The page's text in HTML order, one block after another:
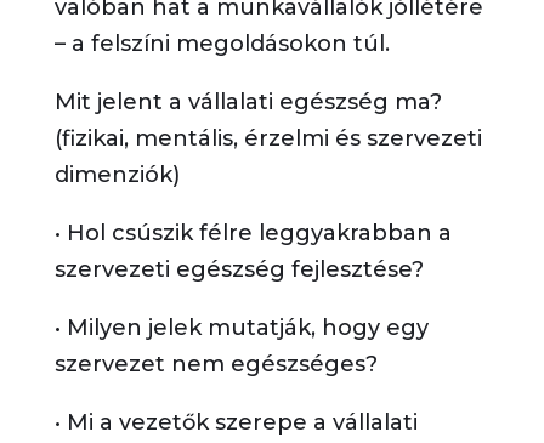
valóban hat a munkavállalók jóllétére
– a felszíni megoldásokon túl.
Mit jelent a vállalati egészség ma?
(fizikai, mentális, érzelmi és szervezeti
dimenziók)
• Hol csúszik félre leggyakrabban a
szervezeti egészség fejlesztése?
• Milyen jelek mutatják, hogy egy
szervezet nem egészséges?
• Mi a vezetők szerepe a vállalati